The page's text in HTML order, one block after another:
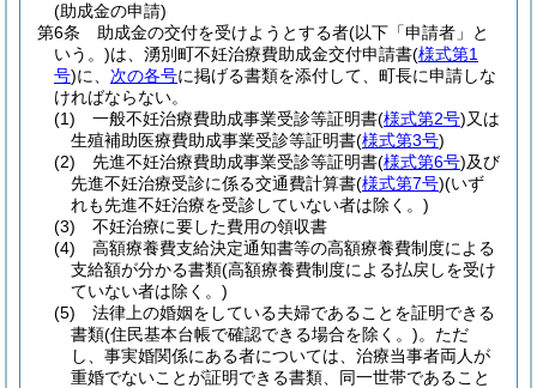
(助成金の申請)
第6条
助成金の交付を受けようとする者(以下「申請者」と
いう。)は、湧別町不妊治療費助成金交付申請書(様式第1
号)に、 次の各号に掲げる書類を添付して、町長に申請しな
ければならない。
(1)
一般不妊治療費助成事業受診等証明書(様式第2号)又は
生殖補助医療費助成事業受診等証明書(様式第3号)
(2)
先進不妊治療費助成事業受診等証明書(様式第6号)及び
先進不妊治療受診に係る交通費計算書(様式第7号)(いず
れも先進不妊治療を受診していない者は除く。)
(3)
不妊治療に要した費用の領収書
(4)
高額療養費支給決定通知書等の高額療養費制度による
支給額が分かる書類(高額療養費制度による払戻しを受け
ていない者は除く。)
(5)
法律上の婚姻をしている夫婦であることを証明できる
書類(住民基本台帳で確認できる場合を除く。)。 ただ
し、事実婚関係にある者については、治療当事者両人が
重婚でないことが証明できる書類、同一世帯であること